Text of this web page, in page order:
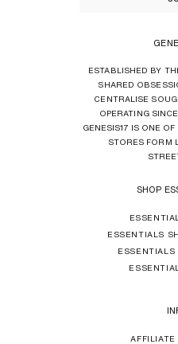
ESTABLISHED BY
SHARED
CENTRALISE
OPERATING
GENESIS17 IS ONE
STORES FORM
SHOP
ESSENTIALS
ESSENTIALS
AFFILIATE